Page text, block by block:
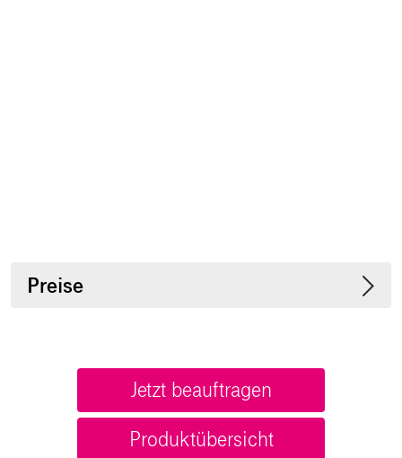
Preise
Jetzt beauftragen
Produktübersicht